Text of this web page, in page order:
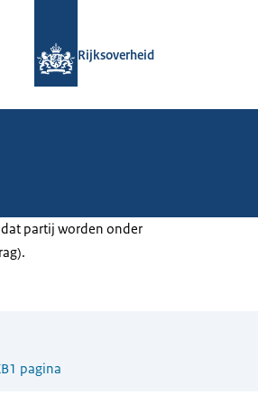
Rijksoverheid
partij worden onder
1 pagina